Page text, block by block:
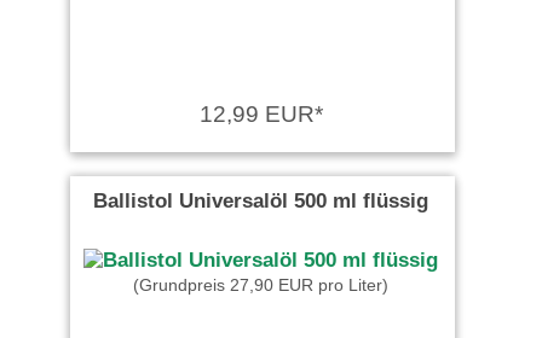
12,99 EUR*
Ballistol Universalöl 500 ml flüssig
(Grundpreis 27,90 EUR pro Liter)